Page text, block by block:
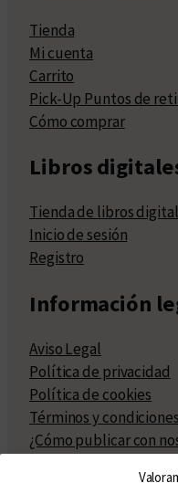
Tienda
Mi cuenta
Carrito
Pick-Up Puntos de
Cómo comprar
Libros
Tienda de libros
Inicio de sesión
Registro
Información
Aviso Legal
Política de privacidad
Política de cookies
Términos y
¿Cómo publicar con